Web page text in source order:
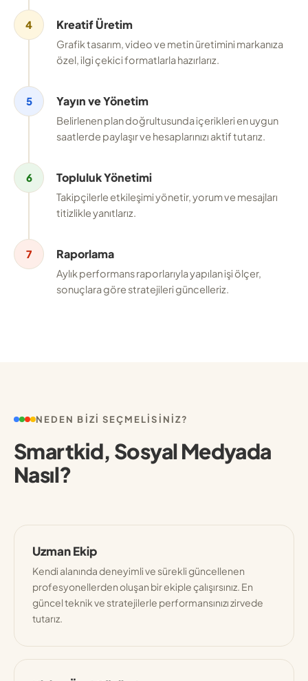
4 Kreatif Üretim
Grafik tasarım, video ve metin üretimini markanıza
özel, ilgi çekici formatlarla hazırlarız.
5 Yayın ve Yönetim
Belirlenen plan doğrultusunda içerikleri en uygun
saatlerde paylaşır ve hesaplarınızı aktif tutarız.
6 Topluluk Yönetimi
Takipçilerle etkileşimi yönetir, yorum ve mesajları
titizlikle yanıtlarız.
7 Raporlama
Aylık performans raporlarıyla yapılan işi ölçer,
sonuçlara göre stratejileri güncelleriz.
NEDEN BIZI SEÇMELISINIZ?
Smartkid, Sosyal Medyada
Nasıl?
Uzman Ekip
Kendi alanında deneyimli ve sürekli güncellenen
profesyonellerden oluşan bir ekiple çalışırsınız. En
güncel teknik ve stratejilerle performansınızı zirvede
tutarız.